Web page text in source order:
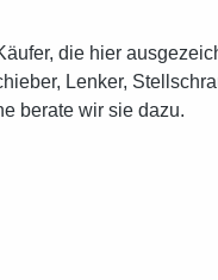
Lenker,
berate wir sie dazu.